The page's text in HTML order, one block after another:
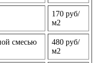
170 руб/
м2
смесью
480 руб/
м2